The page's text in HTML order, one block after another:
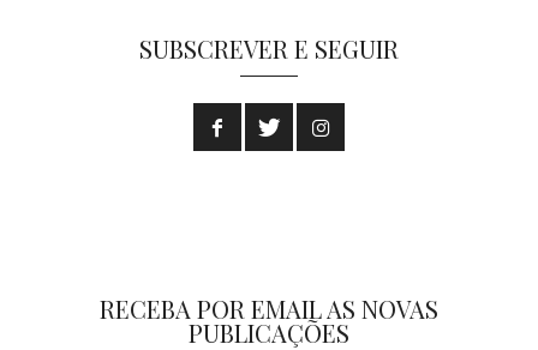
SUBSCREVER E SEGUIR
RECEBA POR EMAIL AS NOVAS
PUBLICAÇÕES